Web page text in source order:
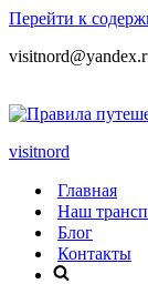
Перейти к
visitnord
Главная
Наш
Блог
Контакты